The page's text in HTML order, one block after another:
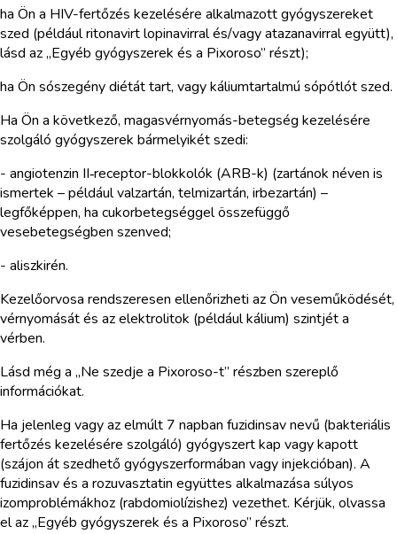
ha Ön a HIV-fertőzés kezelésére alkalmazott gyógyszereket
szed (például ritonavirt lopinavirral és/vagy atazanavirral együtt),
lásd az „Egyéb gyógyszerek és a Pixoroso” részt);
ha Ön sószegény diétát tart, vagy káliumtartalmú sópótlót szed.
Ha Ön a következő, magasvérnyomás-betegség kezelésére
szolgáló gyógyszerek bármelyikét szedi:
- angiotenzin II‑receptor-blokkolók (ARB-k) (zartánok néven is
ismertek – például valzartán, telmizartán, irbezartán) –
legfőképpen, ha cukorbetegséggel összefüggő
vesebetegségben szenved;
- aliszkirén.
Kezelőorvosa rendszeresen ellenőrizheti az Ön veseműködését,
vérnyomását és az elektrolitok (például kálium) szintjét a
vérben.
Lásd még a „Ne szedje a Pixoroso-t” részben szereplő
információkat.
Ha jelenleg vagy az elmúlt 7 napban fuzidinsav nevű (bakteriális
fertőzés kezelésére szolgáló) gyógyszert kap vagy kapott
(szájon át szedhető gyógyszerformában vagy injekcióban). A
fuzidinsav és a rozuvasztatin együttes alkalmazása súlyos
izomproblémákhoz (rabdomiolízishez) vezethet. Kérjük, olvassa
el az „Egyéb gyógyszerek és a Pixoroso” részt.